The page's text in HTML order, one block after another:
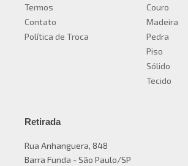
Termos
Contato
Política de Troca
Couro
Madeira
Pedra
Piso
Sólido
Tecido
Retirada
Rua Anhanguera, 848
Barra Funda - São Paulo/SP